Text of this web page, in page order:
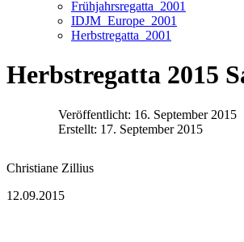
Frühjahrsregatta_2001
IDJM_Europe_2001
Herbstregatta_2001
Herbstregatta 2015
Veröffentlicht: 16. September 2015
Erstellt: 17. September 2015
Christiane Zillius
12.09.2015